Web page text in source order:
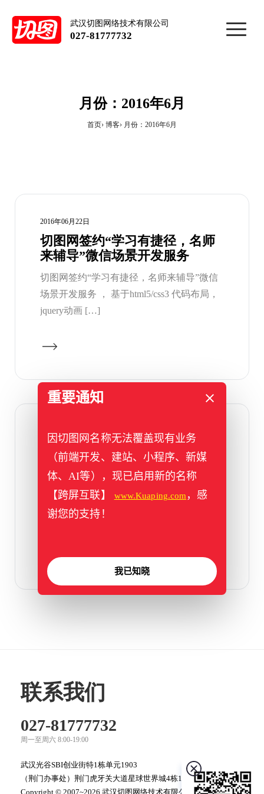
武汉切图网络技术有限公司
027-81777732
月份：2016年6月
首页 博客 月份：2016年6月
2016年06月22日
切图网签约“学习有捷径，名师
来辅导”微信场景开发服务
切图网签约“学习有捷径，名师来辅导”微信
场景开发服务 ， 基于html5/css3 代码布局，
jquery动画 […]
2016年06月22日
易企秀源码加密？切图网推微信
场景开发服务
最近一周接到了几例项目，都是先使用了易
企秀的服务，然后转而选择了 我们切图网 专
业的web前端开发服务，因为易 […]
联系我们
027-81777732
周一至周六 8:00-19:00
武汉光谷SBI创业街特1栋单元1903
（荆门办事处）荆门虎牙关大道星球世界城4栋1060
Copyright © 2007~2026 武汉切图网络技术有限公司 版权所有，
重要通知
因切图网名称无法覆盖现有业务
（前端开发、建站、小程序、新媒
体、AI等），现已启用新的名称
【跨屏互联】
www.Kuaping.com ，感
谢您的支持！
我已知晓